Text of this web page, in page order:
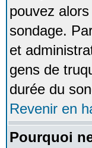
pouvez
sondage.
et
gens de
durée du
Revenir en
Pourquoi